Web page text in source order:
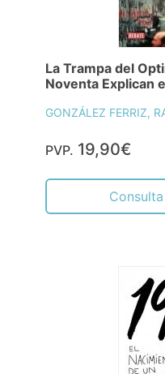
La Trampa del
Noventa Explican
GONZÁLEZ FERRIZ,
PVP. 19,90€